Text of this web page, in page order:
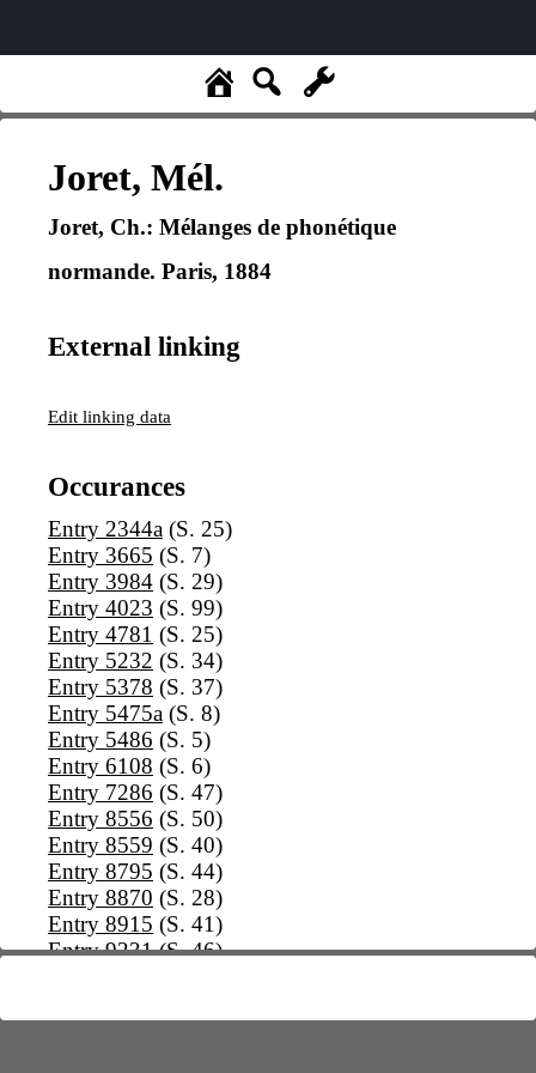
Joret, Mél.
Joret, Ch.: Mélanges de phonétique
normande. Paris, 1884
External linking
Edit linking data
Occurances
Entry 2344a (S. 25)
Entry 3665 (S. 7)
Entry 3984 (S. 29)
Entry 4023 (S. 99)
Entry 4781 (S. 25)
Entry 5232 (S. 34)
Entry 5378 (S. 37)
Entry 5475a (S. 8)
Entry 5486 (S. 5)
Entry 6108 (S. 6)
Entry 7286 (S. 47)
Entry 8556 (S. 50)
Entry 8559 (S. 40)
Entry 8795 (S. 44)
Entry 8870 (S. 28)
Entry 8915 (S. 41)
Entry 9231(S. 46)